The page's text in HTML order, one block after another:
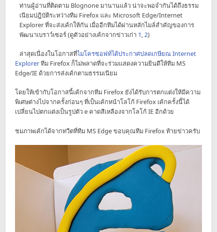
ท่านผู้อ่านที่ติดตาม Blognone มานานแล้ว น่าจะพอจำกันได้ถึงธรรม
เนียมปฎิบัติระหว่างทีม Firefox และ Microsoft Edge/Internet
Explorer ที่จะส่งเค้กให้กัน เมื่ออีกทีมได้ผ่านหลักไมล์สำคัญของการ
พัฒนาเบราว์เซอร์ (ดูตัวอย่างเค้กจากข่าวเก่า 1,2)
ล่าสุดเนื่องในโอกาสที่ไมโครซอฟท์ได้ประกาศปลดเกษียณ Internet
Explorerทีม Firefox ก็ไม่พลาดที่จะร่วมแสดงความยินดีให้ทีม MS
Edge/IE ด้วยการส่งเค้กตามธรรมเนียม
โดยให้เข้ากับโอกาสนี้เค้กจากทีม Firefox ยังได้รับการตกแต่งให้มีความ
พิเศษต่างไปจากครั้งก่อนๆ ที่เป็นเค้กหน้าโลโก้ Firefox เค้กครั้งนี้ได้
เปลี่ยนไปตกแต่งเป็นรูปตัว e คาดสีเหลืองจากโลโก้ IE อีกด้วย
ชมภาพเค้กได้จากทวีตที่ทีม MS​ Edge ขอบคุณทีม Firefox ท้ายข่าวครับ